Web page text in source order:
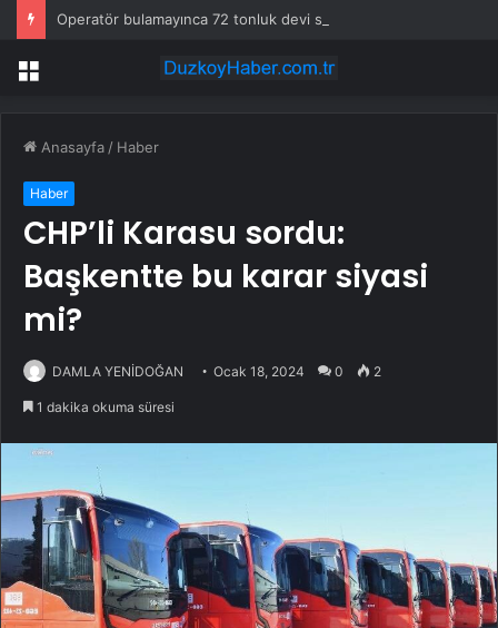
Menü
Anasayfa / Haber
Haber
CHP’li Karasu sordu:
Başkentte bu karar siyasi
mi?
DAMLA YENİDOĞAN Ocak 18, 2024 0 2
1 dakika okuma süresi